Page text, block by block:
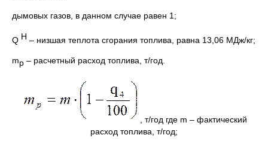
дымовых газов, в данном случае равен 1;
Q H – низшая теплота сгорания топлива, равна 13,06 МДж/кг;
mp – расчетный расход топлива, т/год.
, т/год где m – фактический
расход топлива, т/год;